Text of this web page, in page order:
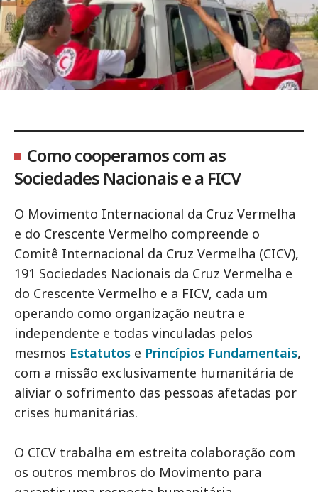
Como cooperamos com as
Sociedades Nacionais e a FICV
O Movimento Internacional da Cruz Vermelha
e do Crescente Vermelho compreende o
Comitê Internacional da Cruz Vermelha (CICV),
191 Sociedades Nacionais da Cruz Vermelha e
do Crescente Vermelho e a FICV, cada um
operando como organização neutra e
independente e todas vinculadas pelos
mesmos Estatutos e Princípios Fundamentais,
com a missão exclusivamente humanitária de
aliviar o sofrimento das pessoas afetadas por
crises humanitárias.
O CICV trabalha em estreita colaboração com
os outros membros do Movimento para